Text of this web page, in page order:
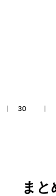
30
まと